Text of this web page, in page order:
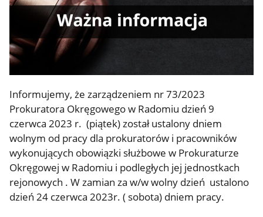
Informujemy, że zarządzeniem nr 73/2023
Prokuratora Okręgowego w Radomiu dzień 9
czerwca 2023 r. (piątek) został ustalony dniem
wolnym od pracy dla prokuratorów i pracowników
wykonujących obowiązki służbowe w Prokuraturze
Okręgowej w Radomiu i podległych jej jednostkach
rejonowych . W zamian za w/w wolny dzień ustalono
dzień 24 czerwca 2023r. ( sobota) dniem pracy.